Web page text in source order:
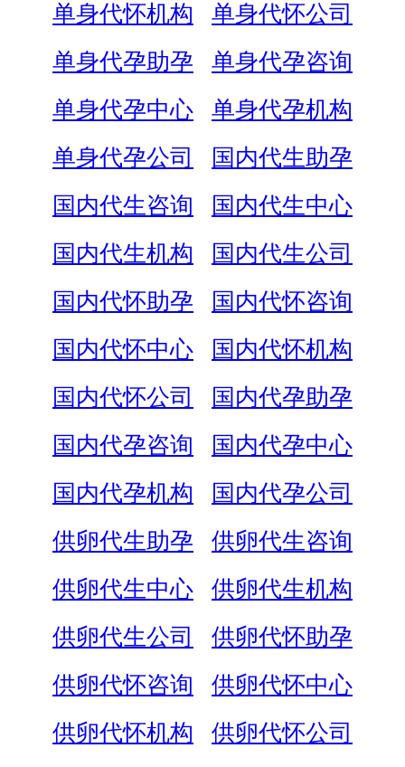
单身代怀机构
单身代怀公司
单身代孕助孕
单身代孕咨询
单身代孕中心
单身代孕机构
单身代孕公司
国内代生助孕
国内代生咨询
国内代生中心
国内代生机构
国内代生公司
国内代怀助孕
国内代怀咨询
国内代怀中心
国内代怀机构
国内代怀公司
国内代孕助孕
国内代孕咨询
国内代孕中心
国内代孕机构
国内代孕公司
供卵代生助孕
供卵代生咨询
供卵代生中心
供卵代生机构
供卵代生公司
供卵代怀助孕
供卵代怀咨询
供卵代怀中心
供卵代怀机构
供卵代怀公司